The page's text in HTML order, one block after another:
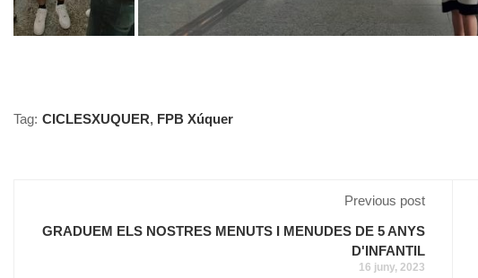
Tag: CICLESXUQUER, FPB Xúquer
Previous post
GRADUEM ELS NOSTRES MENUTS I MENUDES DE 5 ANYS
D'INFANTIL
16 juny, 2023